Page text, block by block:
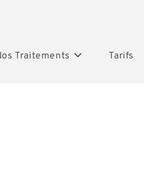
Traitements Tarifs